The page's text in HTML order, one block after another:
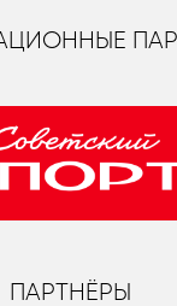
ПАРТНЁРЫ